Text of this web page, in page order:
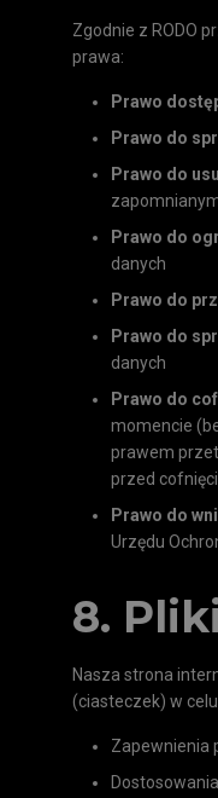
Zgodnie z RODO
prawa:
Prawo
Prawo do
Prawo do
Prawo do
danych
Prawo do
Prawo do
danych
Prawo do
momencie
prawem
przed
Prawo do
Urzędu
8.
Nasza strona
(ciasteczek) w
Zapewnienia